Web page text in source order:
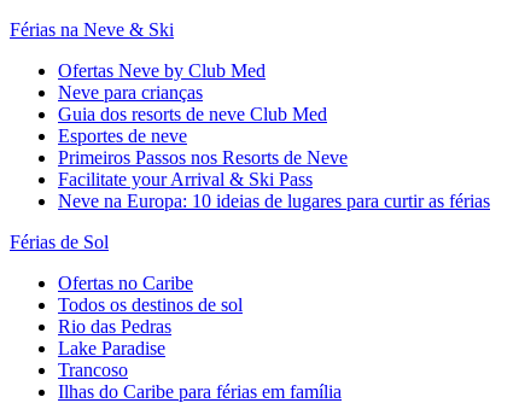
Férias na Neve & Ski
Ofertas Neve by Club Med
Neve para crianças
Guia dos resorts de neve Club Med
Esportes de neve
Primeiros Passos nos Resorts de Neve
Facilitate your Arrival & Ski Pass
Neve na Europa: 10 ideias de lugares para curtir as férias
Férias de Sol
Ofertas no Caribe
Todos os destinos de sol
Rio das Pedras
Lake Paradise
Trancoso
Ilhas do Caribe para férias em família